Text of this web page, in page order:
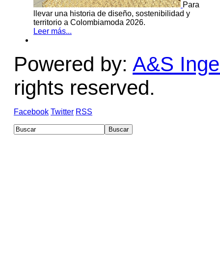
Para
llevar una historia de diseño, sostenibilidad y
territorio a Colombiamoda 2026.
Leer más...
Powered by: A&S
rights reserved.
Facebook Twitter RSS